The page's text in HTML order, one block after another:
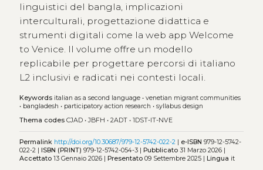
linguistici del bangla, implicazioni
interculturali, progettazione didattica e
strumenti digitali come la web app Welcome
to Venice. Il volume offre un modello
replicabile per progettare percorsi di italiano
L2 inclusivi e radicati nei contesti locali.
Keywords italian as a second language• venetian migrant communities
• bangladesh • participatory action research • syllabus design
Thema codes CJAD•JBFH • 2ADT• 1DST-IT-NVE
Permalink http://doi.org/10.30687/979-12-5742-022-2| e-ISBN 979-12-5742-
022-2 | ISBN (PRINT) 979-12-5742-054-3 | Pubblicato31 Marzo 2026 |
Accettato13 Gennaio 2026 | Presentato09 Settembre 2025 | Lingua it